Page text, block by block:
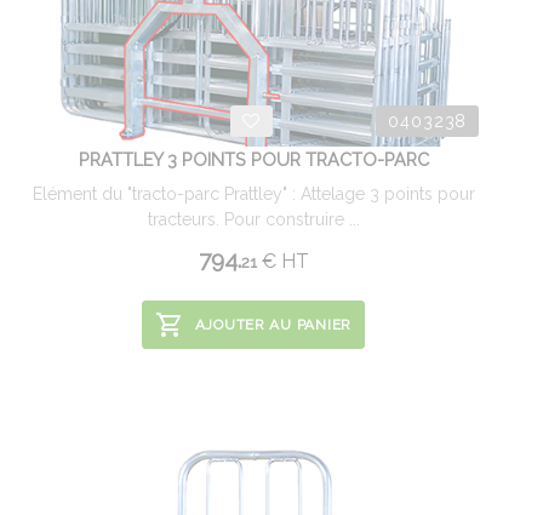
0403238
PRATTLEY 3 POINTS POUR TRACTO-PARC
Elément du "tracto-parc Prattley" : Attelage 3 points pour
tracteurs. Pour construire ...
794.21 €HT
AJOUTER AU PANIER